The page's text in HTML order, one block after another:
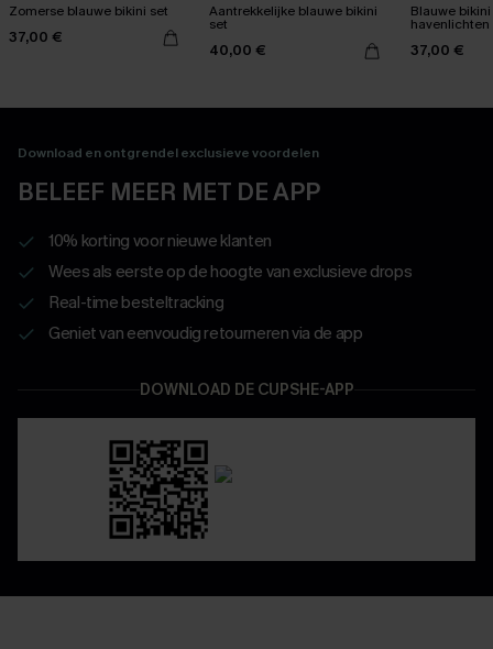
Zomerse blauwe bikini set
37,00 €
Aantrekkelijke blauwe bikini
set
40,00 €
Blauwe
havenlichten
37,00 €
Download en ontgrendel exclusieve voordelen
BELEEF MEER MET DE APP
10% korting voor nieuwe klanten
Wees als eerste op de hoogte van exclusieve drops
Real-time besteltracking
Geniet van eenvoudig retourneren via de app
DOWNLOAD DE CUPSHE-APP